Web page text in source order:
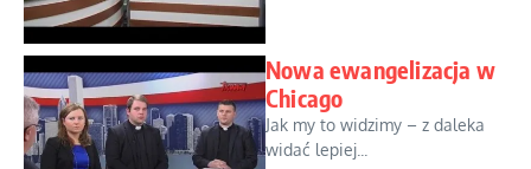
Nowa ewangelizacja w
Chicago
Jak my to widzimy – z daleka
widać lepiej...